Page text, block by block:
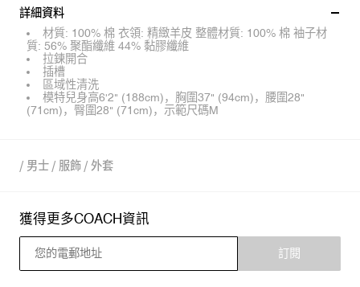
詳細資料
材質: 100% 棉 衣領: 精緻羊皮 整體材質: 100% 棉 袖子材
質: 56% 聚酯纖維 44% 黏膠纖維
拉鍊開合
插槽
區域性清洗
模特兒身高6'2" (188cm)，胸圍37" (94cm)，腰圍28"
(71cm)，臀圍28" (71cm)，示範尺碼M
/ 男士 / 服飾 / 外套
獲得更多COACH資訊
訂閱